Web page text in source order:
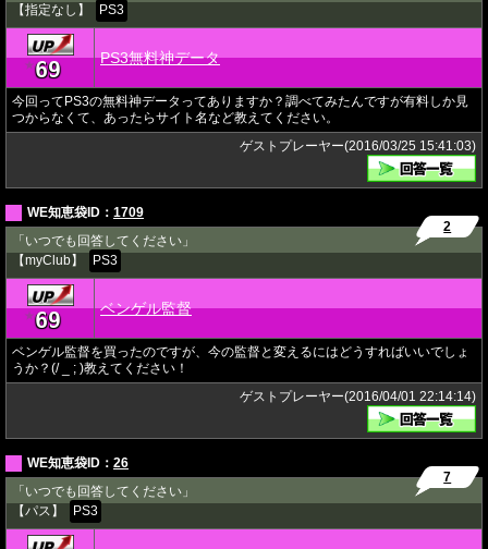
【指定なし】
PS3
★69 PS3無料神データ
今回ってPS3の無料神データってありますか？調べてみたんですが有料しか見
つからなくて、あったらサイト名など教えてください。
ゲストプレーヤー(2016/03/25 15:41:03)
WE知恵袋ID： 1709
「いつでも回答してください」
【myClub】
PS3
2
★69 ベンゲル監督
ベンゲル監督を買ったのですが、今の監督と変えるにはどうすればいいでしょ
うか？(/ _ ; )教えてください！
ゲストプレーヤー(2016/04/01 22:14:14)
WE知恵袋ID： 26
「いつでも回答してください」
【パス】
PS3
7